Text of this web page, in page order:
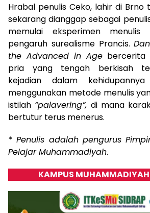
Hrabal penulis Ceko, lahir di Brno
sekarang dianggap sebagai
memulai eksperimen
pengaruh surealisme Prancis.
the Advanced in Age bercerita
pria yang tengah berkisah
kejadian dalam
menggunakan metode menulis
istilah “palavering”, di mana
bertutur terus menerus.
* Penulis adalah pengurus
Pelajar Muhammadiyah.
KAMPUS MUHAMMADIYAH